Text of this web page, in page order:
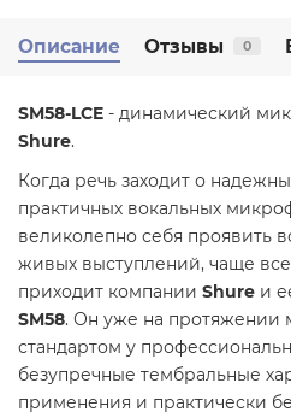
Описание Отзывы 0
SM58-LCE - динамический
Shure.
Когда речь заходит о
практичных вокальных
великолепно себя проявить
живых выступлений, чаще
приходит компании Shure и
SM58. Он уже на протяжении
стандартом у
безупречные тембральные
применения и практически